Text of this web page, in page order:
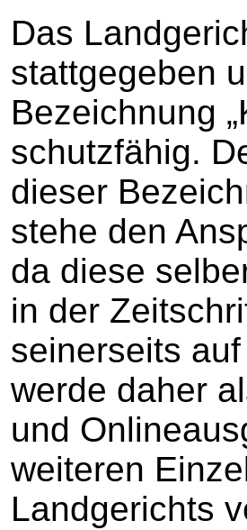
Das
stattgegeben
Bezeichnung
schutzfähig.
dieser
stehe den
da diese
in der
seinerseits
werde daher
und
weiteren
Landgerichts